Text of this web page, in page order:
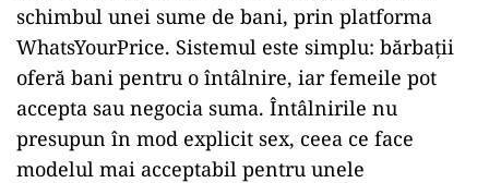
schimbul unei sume de bani, prin platforma
WhatsYourPrice. Sistemul este simplu: bărbaţii
oferă bani pentru o întâlnire, iar femeile pot
accepta sau negocia suma. Întâlnirile nu
presupun în mod explicit sex, ceea ce face
modelul mai acceptabil pentru unele